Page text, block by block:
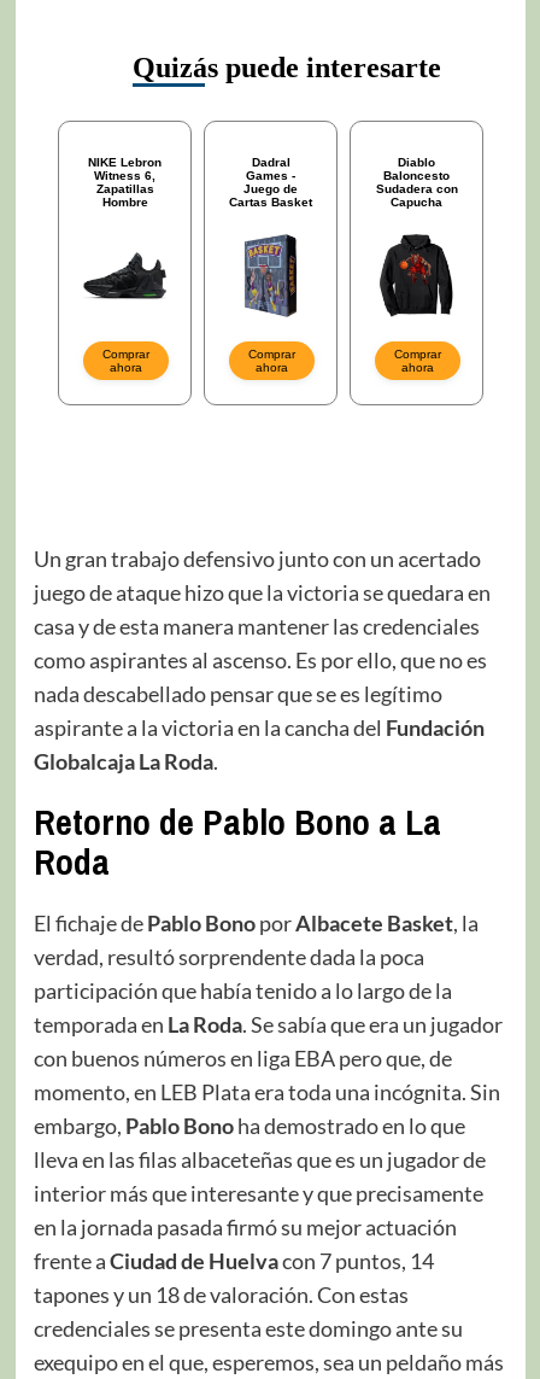
Un gran trabajo defensivo junto con un acertado
juego de ataque hizo que la victoria se quedara en
casa y de esta manera mantener las credenciales
como aspirantes al ascenso. Es por ello, que no es
nada descabellado pensar que se es legítimo
aspirante a la victoria en la cancha del Fundación
Globalcaja La Roda.
Retorno de Pablo Bono a La
Roda
El fichaje dePablo BonoporAlbacete Basket, la
verdad, resultó sorprendente dada la poca
participación que había tenido a lo largo de la
temporada en La Roda. Se sabía que era un jugador
con buenos números en liga EBA pero que, de
momento, en LEB Plata era toda una incógnita. Sin
embargo, Pablo Bonoha demostrado en lo que
lleva en las filas albaceteñas que es un jugador de
interior más que interesante y que precisamente
en la jornada pasada firmó su mejor actuación
frente aCiudad de Huelvacon 7 puntos, 14
tapones y un 18 de valoración. Con estas
credenciales se presenta este domingo ante su
exequipo en el que, esperemos, sea un peldaño más